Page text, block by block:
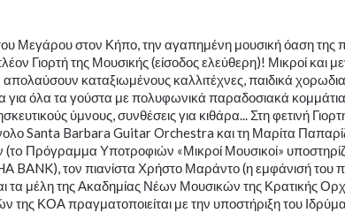
Μεγάρου στον Κήπο, την αγαπημένη μουσική όαση της
Γιορτή της Μουσικής (είσοδος ελεύθερη)! Μικροί και
καταξιωμένους καλλιτέχνες, παιδικά
όλα τα γούστα με πολυφωνικά παραδοσιακά
ύμνους, συνθέσεις για κιθάρα... Στη φετινή
Santa Barbara Guitar Orchestra και τη Μαρίτα
(τo Πρόγραμμα Υποτροφιών «Μικροί Μουσικοί»
BANK), τον πιανίστα Χρήστο Μαράντο (η εμφάνισή του
τα μέλη της Ακαδημίας Νέων Μουσικών της Κρατικής
της ΚΟΑ πραγματοποιείται με την υποστήριξη του